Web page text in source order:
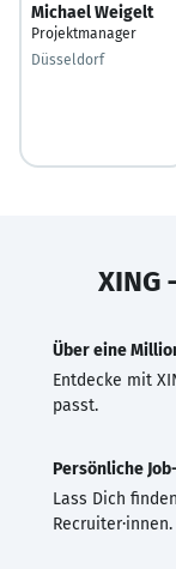
Michael Weigelt
Projektmanager
Düsseldorf
XING
Über eine
Entdecke mit
passt.
Persönliche
Lass Dich
Recruiter·innen.